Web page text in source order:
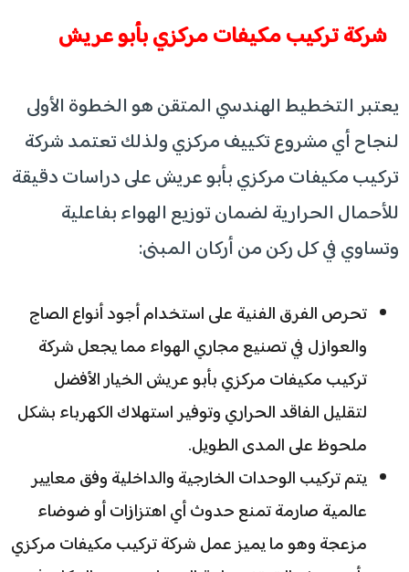
شركة تركيب مكيفات مركزي بأبو عريش
يعتبر التخطيط الهندسي المتقن هو الخطوة الأولى
لنجاح أي مشروع تكييف مركزي ولذلك تعتمد شركة
تركيب مكيفات مركزي بأبو عريش على دراسات دقيقة
للأحمال الحرارية لضمان توزيع الهواء بفاعلية
وتساوي في كل ركن من أركان المبنى:
تحرص الفرق الفنية على استخدام أجود أنواع الصاج
والعوازل في تصنيع مجاري الهواء مما يجعل شركة
تركيب مكيفات مركزي بأبو عريش الخيار الأفضل
لتقليل الفاقد الحراري وتوفير استهلاك الكهرباء بشكل
ملحوظ على المدى الطويل.
يتم تركيب الوحدات الخارجية والداخلية وفق معايير
عالمية صارمة تمنع حدوث أي اهتزازات أو ضوضاء
مزعجة وهو ما يميز عمل شركة تركيب مكيفات مركزي